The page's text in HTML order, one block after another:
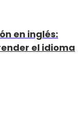
en inglés:
el idioma